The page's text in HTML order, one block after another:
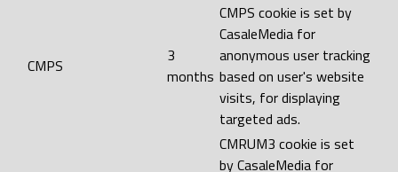
CMPS
3
months
CMPS cookie is set by
CasaleMedia for
anonymous user tracking
based on user's website
visits, for displaying
targeted ads.
CMRUM3 cookie is set
by CasaleMedia for